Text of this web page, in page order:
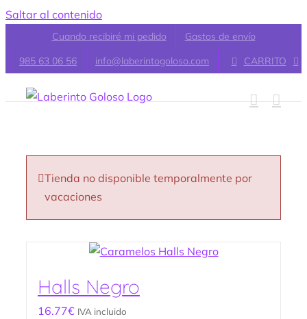
Saltar al contenido
Cuando recibiré mi pedido
Gastos de envío
985 63 06 56
info@laberintogoloso.com CARRITO
Tienda no disponible temporalmente por
vacaciones
Halls Negro
16.77€ IVA incluido